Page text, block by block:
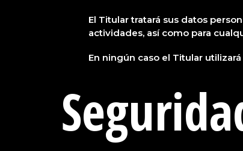
El Titular tratará sus datos
actividades, así como para
En ningún caso el Titular